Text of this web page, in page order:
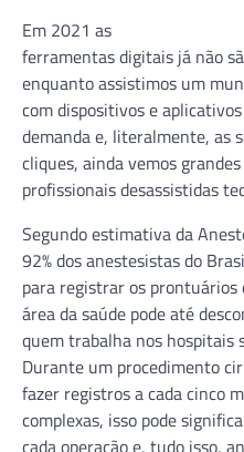
Em 2021 as
ferramentas digitais já não
enquanto assistimos um
com dispositivos e
demanda e, literalmente, as
cliques, ainda vemos
profissionais desassistidas
Segundo estimativa da
92% dos anestesistas do
para registrar os prontuários
área da saúde pode até
quem trabalha nos hospitais
Durante um procedimento
fazer registros a cada cinco
complexas, isso pode
cada operação e, tudo isso,